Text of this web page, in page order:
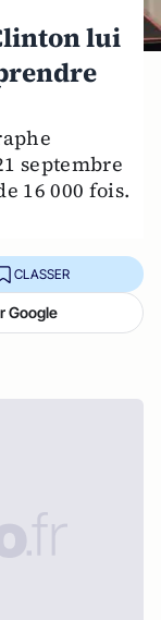
lui
septembre
16 000 fois.
CLASSER
Google